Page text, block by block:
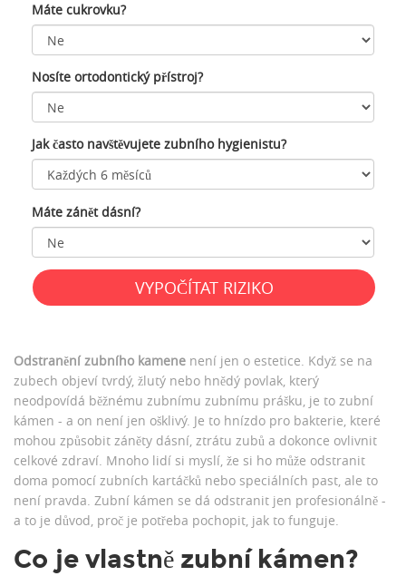
Máte cukrovku?
Nosíte ortodontický přístroj?
Jak často navštěvujete zubního hygienistu?
Máte zánět dásní?
VYPOČÍTAT RIZIKO
Odstranění zubního kamene není jen o estetice. Když se na
zubech objeví tvrdý, žlutý nebo hnědý povlak, který
neodpovídá běžnému zubnímu zubnímu prášku, je to zubní
kámen - a on není jen ošklivý. Je to hnízdo pro bakterie, které
mohou způsobit záněty dásní, ztrátu zubů a dokonce ovlivnit
celkové zdraví. Mnoho lidí si myslí, že si ho může odstranit
doma pomocí zubních kartáčků nebo speciálních past, ale to
není pravda. Zubní kámen se dá odstranit jen profesionálně -
a to je důvod, proč je potřeba pochopit, jak to funguje.
Co je vlastně zubní kámen?